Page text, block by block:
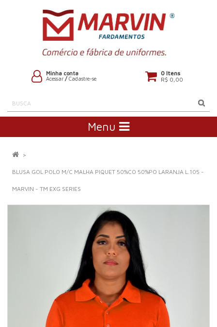
Minha conta
Acessar /Cadastre-se
0 Itens
R$ 0,00
Menu
BLUSA GOL POLO M/C MALHA PIQUET 50%CO 50%PO LARANJA L.105 -
MARVIN - TM EXG SERIES